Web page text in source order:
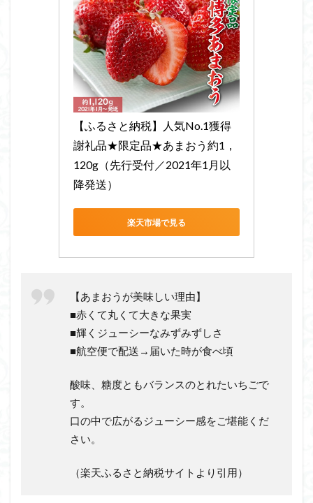
【ふるさと納税】人気No.1獲得
謝礼品★限定品★あまおう約1，
120g（先行受付／2021年1月以
降発送）
楽天市場で見る
【あまおうが美味しい理由】
■赤くて丸くて大きな果実
■輝くジューシーなみずみずしさ
■航空便で配送→届いた時が食べ頃
酸味、糖度ともバランスのとれたいちごで
す。
口の中で広がるジューシー感をご堪能くだ
さい。
（楽天ふるさと納税サイトより引用）